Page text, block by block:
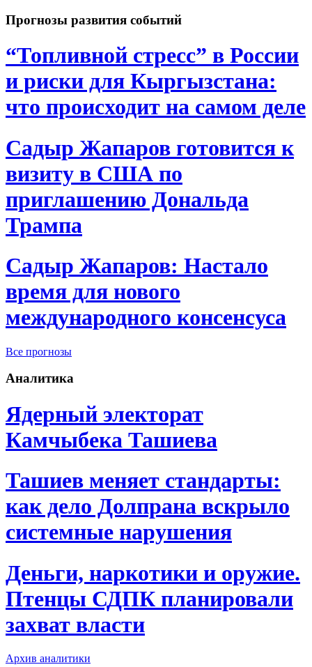
Прогнозы развития событий
“Топливной стресс” в России
и риски для Кыргызстана:
что происходит на самом деле
Садыр Жапаров готовится к
визиту в США по
приглашению Дональда
Трампа
Садыр Жапаров: Настало
время для нового
международного консенсуса
Все прогнозы
Аналитика
Ядерный электорат
Камчыбека Ташиева
Ташиев меняет стандарты:
как дело Долпрана вскрыло
системные нарушения
Деньги, наркотики и оружие.
Птенцы СДПК планировали
захват власти
Архив аналитики